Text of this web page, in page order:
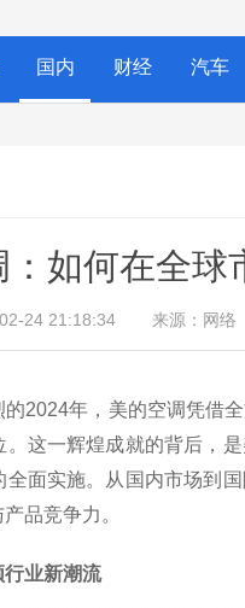
国内 财经 汽车
如何在全球
02-24 21:18:34 来源：网
2024年，美的空调凭借
这一辉煌成就的背后，
面实施。从国内市场到
品竞争力。
业新潮流